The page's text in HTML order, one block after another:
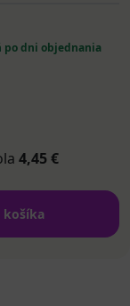
po dni objednania
4,45 €
košíka